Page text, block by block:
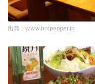
www.hotpepper.jp